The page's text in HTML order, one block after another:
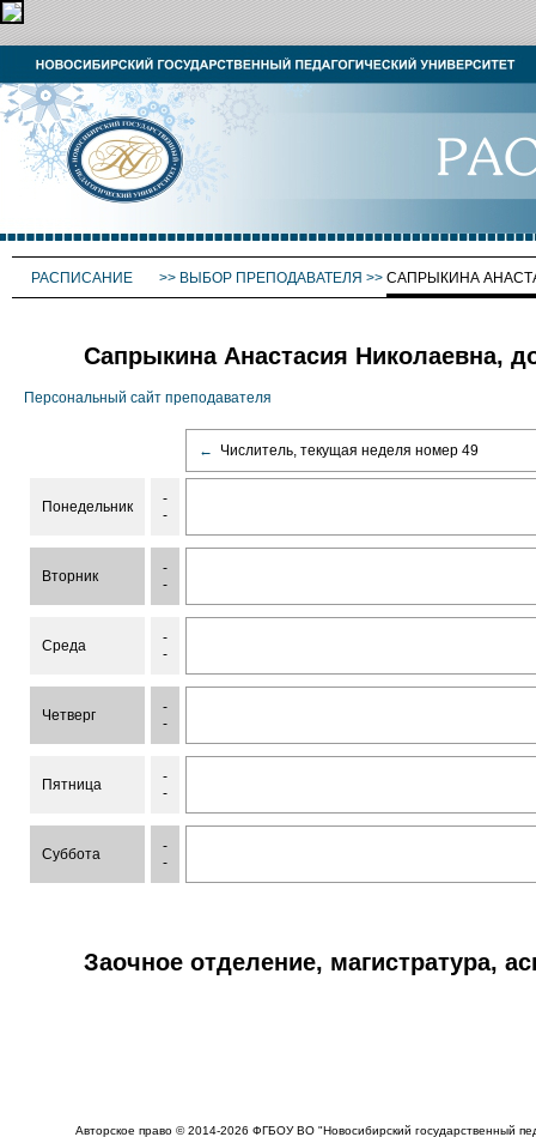
РАСПИСАНИЕ >> ВЫБОР ПРЕПОДАВАТЕЛЯ >> САПРЫКИНА
Сапрыкина Анастасия Николаевна,
Персональный сайт преподавателя
← Числитель, текущая неделя номер 49
Понедельник
-
-
Вторник
-
-
Среда
-
-
Четверг
-
-
Пятница
-
-
Суббота
-
-
Заочное отделение, магистратура,
Авторское право © 2014-2026 ФГБОУ ВО "Новосибирский государственный